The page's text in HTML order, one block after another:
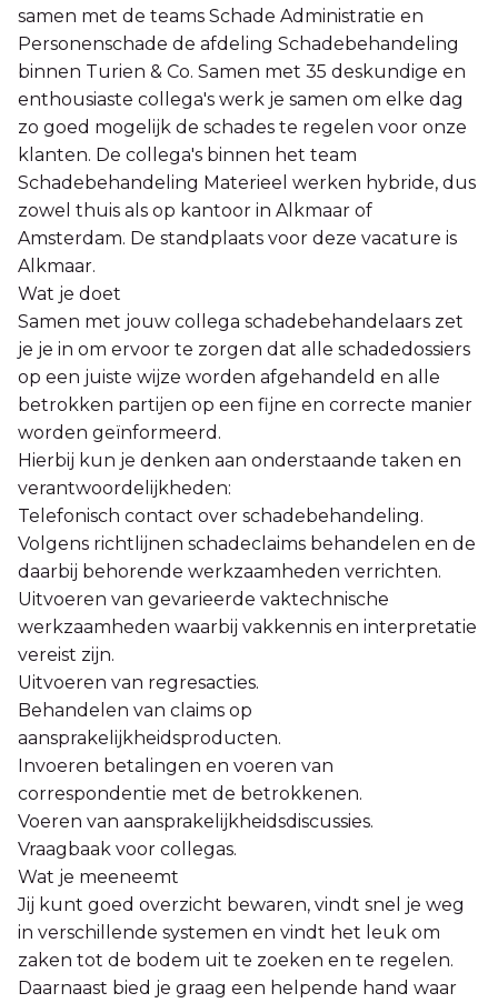
samen met de teams Schade Administratie en
Personenschade de afdeling Schadebehandeling
binnen Turien & Co. Samen met 35 deskundige en
enthousiaste collega's werk je samen om elke dag
zo goed mogelijk de schades te regelen voor onze
klanten. De collega's binnen het team
Schadebehandeling Materieel werken hybride, dus
zowel thuis als op kantoor in Alkmaar of
Amsterdam. De standplaats voor deze vacature is
Alkmaar.
Wat je doet
Samen met jouw collega schadebehandelaars zet
je je in om ervoor te zorgen dat alle schadedossiers
op een juiste wijze worden afgehandeld en alle
betrokken partijen op een fijne en correcte manier
worden geïnformeerd.
Hierbij kun je denken aan onderstaande taken en
verantwoordelijkheden:
Telefonisch contact over schadebehandeling.
Volgens richtlijnen schadeclaims behandelen en de
daarbij behorende werkzaamheden verrichten.
Uitvoeren van gevarieerde vaktechnische
werkzaamheden waarbij vakkennis en interpretatie
vereist zijn.
Uitvoeren van regresacties.
Behandelen van claims op
aansprakelijkheidsproducten.
Invoeren betalingen en voeren van
correspondentie met de betrokkenen.
Voeren van aansprakelijkheidsdiscussies.
Vraagbaak voor collegas.
Wat je meeneemt
Jij kunt goed overzicht bewaren, vindt snel je weg
in verschillende systemen en vindt het leuk om
zaken tot de bodem uit te zoeken en te regelen.
Daarnaast bied je graag een helpende hand waar